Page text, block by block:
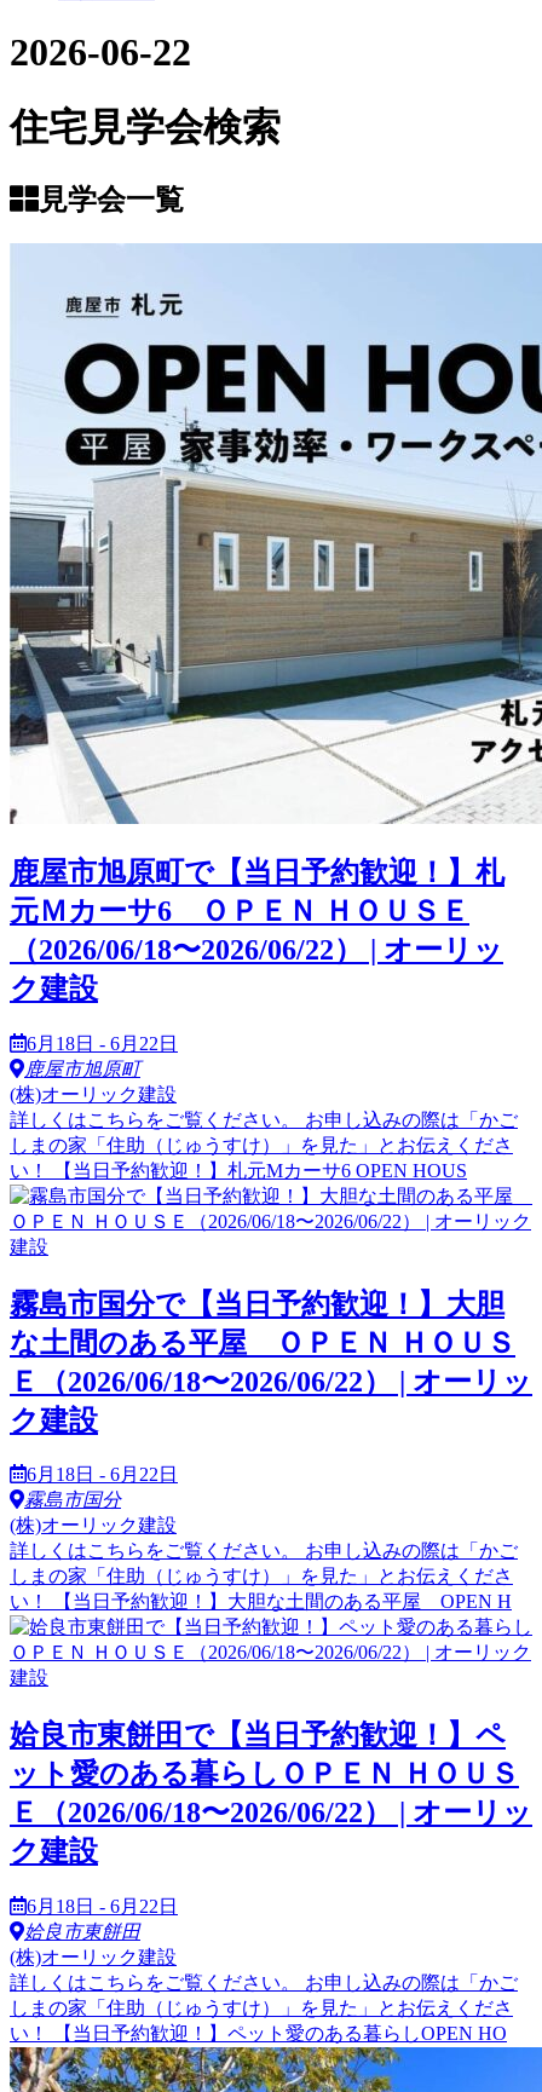
2026-06-22
住宅見学会検索
見学会一覧
鹿屋市旭原町で【当日予約歓迎！】札
元Ｍカーサ6 ＯＰＥＮ ＨＯＵＳＥ
（2026/06/18〜2026/06/22） | オーリッ
ク建設
6月18日 - 6月22日
鹿屋市旭原町
(株)オーリック建設
詳しくはこちらをご覧ください。 お申し込みの際は「かご
しまの家「住助（じゅうすけ）」を見た」とお伝えくださ
い！ 【当日予約歓迎！】札元Mカーサ6 OPEN HOUS
霧島市国分で【当日予約歓迎！】大胆
な土間のある平屋 ＯＰＥＮ ＨＯＵＳ
Ｅ（2026/06/18〜2026/06/22） | オーリッ
ク建設
6月18日 - 6月22日
霧島市国分
(株)オーリック建設
詳しくはこちらをご覧ください。 お申し込みの際は「かご
しまの家「住助（じゅうすけ）」を見た」とお伝えくださ
い！ 【当日予約歓迎！】大胆な土間のある平屋 OPEN H
姶良市東餅田で【当日予約歓迎！】ペ
ット愛のある暮らしＯＰＥＮ ＨＯＵＳ
Ｅ（2026/06/18〜2026/06/22） | オーリッ
ク建設
6月18日 - 6月22日
姶良市東餅田
(株)オーリック建設
詳しくはこちらをご覧ください。 お申し込みの際は「かご
しまの家「住助（じゅうすけ）」を見た」とお伝えくださ
い！ 【当日予約歓迎！】ペット愛のある暮らしOPEN HO